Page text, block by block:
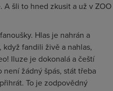
šli to hned zkusit a už v ZOO
Hlas je nahrán a
fandili živě a nahlas,
Iluze je dokonalá a čeští
žádný špás, stát třeba
To je zodpovědný